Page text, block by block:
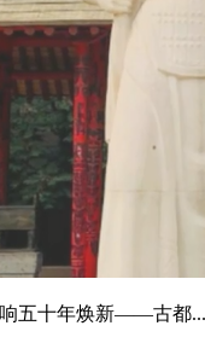
响五十年焕新——古都...